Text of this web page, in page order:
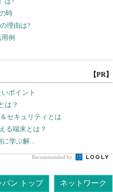
【PR】
ポイント
は？
セキュリティとは
る端末とは？
に学ぶ解...
Recommended by
パン トップ ネットワーク